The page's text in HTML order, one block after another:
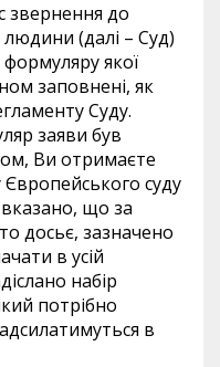
звернення до
(далі – Суд)
формуляру якої
заповнені, як
Суду.
заяви був
Ви отримаєте
Європейського суду
що за
досьє, зазначено
в усій
набір
потрібно
в